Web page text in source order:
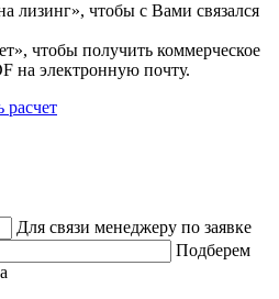
лизинг», чтобы с Вами связался
чтобы получить коммерческое
на электронную почту.
расчет
Для связи менеджеру по заявке
Подберем